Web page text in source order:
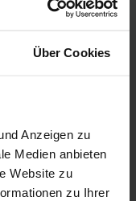
Über Cookies
Anzeigen zu
Medien anbieten
Website zu
zu Ihrer
oderReisepass
für den